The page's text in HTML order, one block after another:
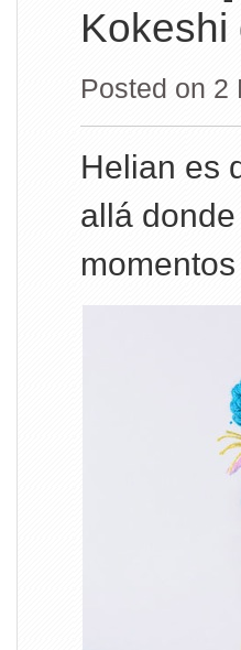
Posted on 2
Helian es
allá